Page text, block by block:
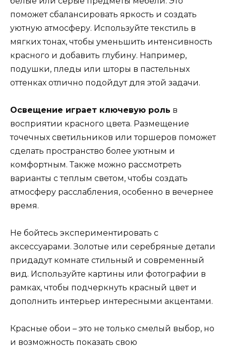
поможет сбалансировать яркость и создать
уютную атмосферу. Используйте текстиль в
мягких тонах, чтобы уменьшить интенсивность
красного и добавить глубину. Например,
подушки, пледы или шторы в пастельных
оттенках отлично подойдут для этой задачи.
Освещение играет ключевую роль в
восприятии красного цвета. Размещение
точечных светильников или торшеров поможет
сделать пространство более уютным и
комфортным. Также можно рассмотреть
варианты с теплым светом, чтобы создать
атмосферу расслабления, особенно в вечернее
время.
Не бойтесь экспериментировать с
аксессуарами. Золотые или серебряные детали
придадут комнате стильный и современный
вид. Используйте картины или фотографии в
рамках, чтобы подчеркнуть красный цвет и
дополнить интерьер интересными акцентами.
Красные обои – это не только смелый выбор, но
и возможность показать свою